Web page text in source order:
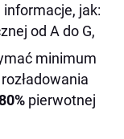
jak:
od A do G,
minimum
rozładowania
pierwotnej